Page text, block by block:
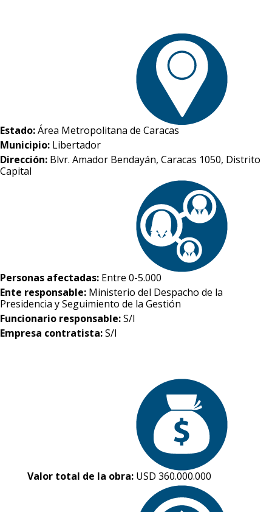
Estado:Área Metropolitana de Caracas
Municipio: Libertador
Dirección: Blvr. Amador Bendayán, Caracas 1050, Distrito
Capital
Personas afectadas: Entre 0-5.000
Ente responsable: Ministerio del Despacho de la
Presidencia y Seguimiento de la Gestión
Funcionario responsable:S/I
Empresa contratista:S/I
Valor total de la obra: USD 360.000.000